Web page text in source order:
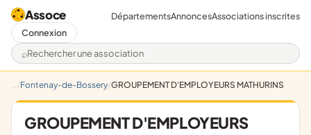
Assoce
Rechercher une association
DépartementsAnnoncesAssociations inscrites
Connexion
Fontenay-de-Bossery GROUPEMENT D'EMPLOYEURS MATHURINS
GROUPEMENT D'EMPLOYEURS